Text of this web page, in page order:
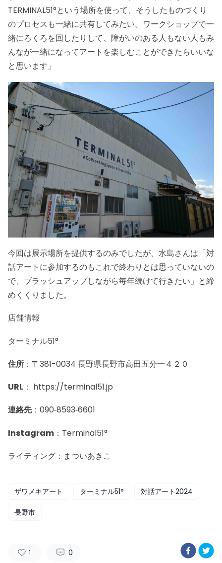
TERMINAL51°という場所を使って、そうしたものづくり
のプロセスも一緒に共有してみたい。ワークショップで一
緒にろくろを回したりして、障がいのある人もない人もみ
んなが一緒になってアートを楽しむことができたらいいな
と思います」
今回は展示場所を提供するのみでしたが、水島さんは「対
話アートに参加するのもこれで終わりとは思っていないの
で、ブラッシュアップしながら毎年続けて行きたい」と締
めくくりました。
店舗情報
ターミナル51°
住所 ：〒381-0034 長野県長野市高田五分一４２０
URL ： https://terminal51.jp
連絡先：090‐8593‐6601
Instagram ： Terminal51°
ライティング：まついあきこ
ザワメキアート ターミナル51° 対話アート2024
長野市
1 0